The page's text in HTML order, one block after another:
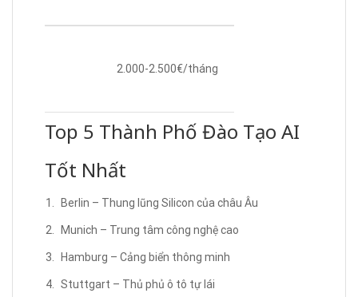
2.000-2.500€/tháng
Top 5 Thành Phố Đào Tạo AI
Tốt Nhất
Berlin – Thung lũng Silicon của châu Âu
Munich – Trung tâm công nghệ cao
Hamburg – Cảng biển thông minh
Stuttgart – Thủ phủ ô tô tự lái